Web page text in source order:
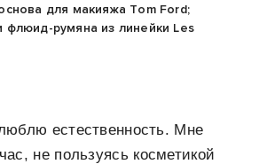
для макияжа Tom Ford;
румяна из линейки Les
естественность. Мне
не пользуясь косметикой